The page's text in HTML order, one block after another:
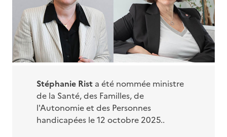
Stéphanie Rist a été nommée ministre
de la Santé, des Familles, de
l'Autonomie et des Personnes
handicapées le 12 octobre 2025..